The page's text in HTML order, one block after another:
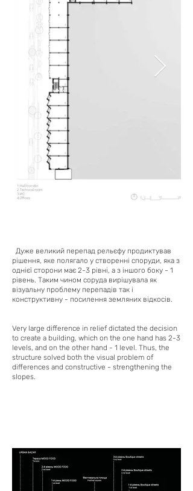
Дуже великий перепад рельєфу продиктував
рішення, яке полягало у створенні споруди, яка з
однієї сторони має 2-3 рівні, а з іншого боку - 1
рівень. Таким чином соруда вирішувала як
візуальну проблему перепадів так і
конструктивну - посилення земляних відкосів.
Very large difference in relief dictated the decision
to create a building, which on the one hand has 2-3
levels, and on the other hand - 1 level. Thus, the
structure solved both the visual problem of
differences and constructive - strengthening the
slopes.